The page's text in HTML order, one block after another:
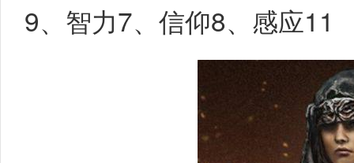
9、智力7、信仰8、感应11